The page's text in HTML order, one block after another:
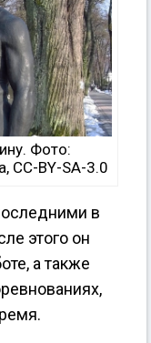
Фото:
BY-SA-3.0
в
этого он
а также